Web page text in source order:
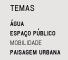
TEMAS
ÁGUA
ESPAÇO PÚBLICO
MOBILIDADE
PAISAGEM URBANA